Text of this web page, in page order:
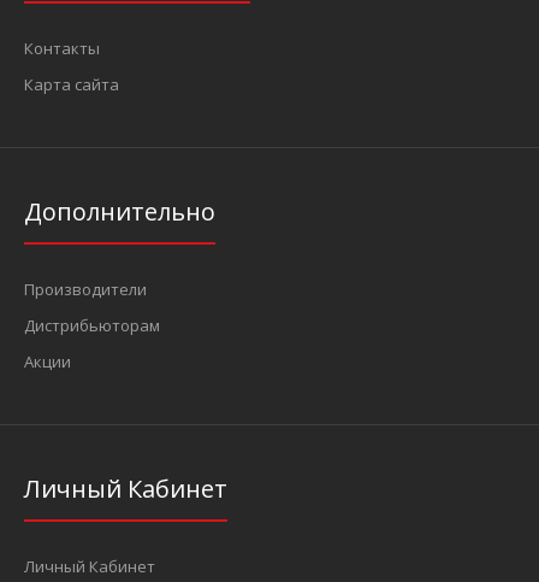
Контакты
Карта сайта
Дополнительно
Производители
Дистрибьюторам
Акции
Личный Кабинет
Личный Кабинет